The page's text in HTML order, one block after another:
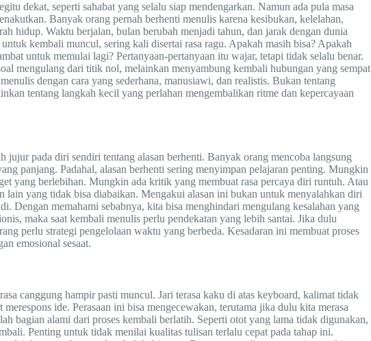
dekat, seperti sahabat yang selalu siap mendengarkan. Namun ada pula masa
Banyak orang pernah berhenti menulis karena kesibukan, kelelahan,
hidup. Waktu berjalan, bulan berubah menjadi tahun, dan jarak dengan dunia
kembali muncul, sering kali disertai rasa ragu. Apakah masih bisa? Apakah
untuk memulai lagi? Pertanyaan-pertanyaan itu wajar, tetapi tidak selalu benar.
mengulang dari titik nol, melainkan menyambung kembali hubungan yang sempat
dengan cara yang sederhana, manusiawi, dan realistis. Bukan tentang
tentang langkah kecil yang perlahan mengembalikan ritme dan kepercayaan
jujur pada diri sendiri tentang alasan berhenti. Banyak orang mencoba langsung
panjang. Padahal, alasan berhenti sering menyimpan pelajaran penting. Mungkin
yang berlebihan. Mungkin ada kritik yang membuat rasa percaya diri runtuh. Atau
lain yang tidak bisa diabaikan. Mengakui alasan ini bukan untuk menyalahkan diri
Dengan memahami sebabnya, kita bisa menghindari mengulang kesalahan yang
maka saat kembali menulis perlu pendekatan yang lebih santai. Jika dulu
perlu strategi pengelolaan waktu yang berbeda. Kesadaran ini membuat proses
emosional sesaat.
canggung hampir pasti muncul. Jari terasa kaku di atas keyboard, kalimat tidak
ide. Perasaan ini bisa mengecewakan, terutama jika dulu kita merasa
bagian alami dari proses kembali berlatih. Seperti otot yang lama tidak digunakan,
Penting untuk tidak menilai kualitas tulisan terlalu cepat pada tahap ini.